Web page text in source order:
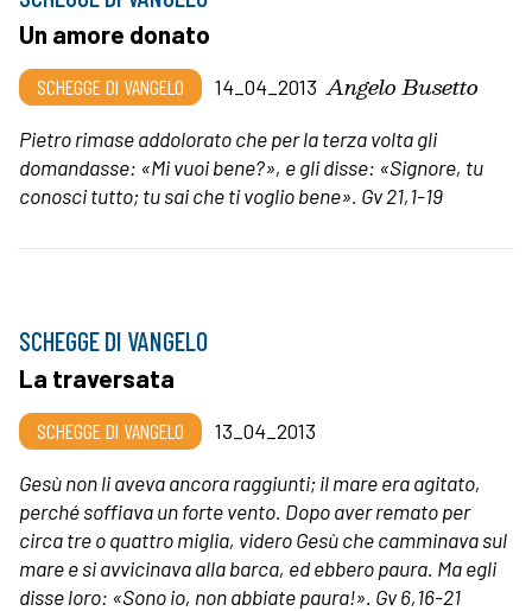
Un amore donato
SCHEGGE DI VANGELO 14_04_2013 Angelo Busetto
Pietro rimase addolorato che per la terza volta gli
domandasse: «Mi vuoi bene?», e gli disse: «Signore, tu
conosci tutto; tu sai che ti voglio bene». Gv 21,1-19
SCHEGGE DI VANGELO
La traversata
SCHEGGE DI VANGELO
13_04_2013
Gesù non li aveva ancora raggiunti; il mare era agitato,
perché soffiava un forte vento. Dopo aver remato per
circa tre o quattro miglia, videro Gesù che camminava sul
mare e si avvicinava alla barca, ed ebbero paura. Ma egli
disse loro: «Sono io, non abbiate paura!». Gv 6,16-21